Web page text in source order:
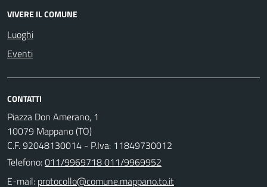
VIVERE IL COMUNE
Luoghi
Eventi
CONTATTI
Piazza Don Amerano, 1
10079 Mappano (TO)
C.F. 92048130014 - P.Iva: 11849730012
Telefono:011/9969718 011/9969952
E-mail: